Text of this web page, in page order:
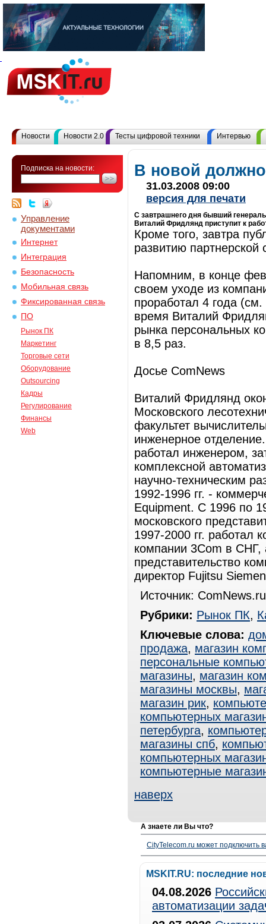
Новости Новости 2.0 Тесты цифровой техники Интервью
Подписка на новости:
Управление
документами
Интернет
Интеграция
Безопасность
Мобильная связь
Фиксированная связь
ПО
Рынок ПК
Маркетинг
Торговые сети
Оборудование
Outsourcing
Кадры
Регулирование
Финансы
Web
В новой
31.03.2008 09:00
версия для печати
С завтрашнего дня бывший
Виталий Фридлянд приступит к
Кроме того, завтра
развитию партнерской
Напомним, в конце
своем уходе из
проработал 4 года
время Виталий
рынка персональных
в 8,5 раз.
Досье ComNews
Виталий Фридлянд
Московского
факультет
инженерное
работал инженером,
комплексной
научно-техническим
1992-1996 гг. -
Equipment. С 1996 по
московского
1997-2000 гг. работал
компании 3Com в СНГ,
представительство
директор Fujitsu
Источник:
Рубрики: Рынок ПК,
Ключевые слова:
продажа, магазин
персональные
магазины, магазин
магазины москвы,
магазин рик,
компьютерных
петербурга,
магазины спб,
компьютерных
компьютерные
наверх
А знаете ли Вы что?
CityTelecom.ru может подключить
MSKIT.RU: последние
04.08.2026
автоматизации